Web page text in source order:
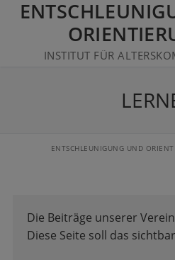
INSTITUT FÜR
ENTSCHLEUNIGUNG UND
Die Beiträge unserer
Diese Seite soll das